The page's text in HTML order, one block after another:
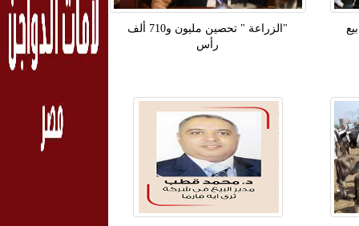
"الزراعة " تحصين مليون و710 ألف
رأس